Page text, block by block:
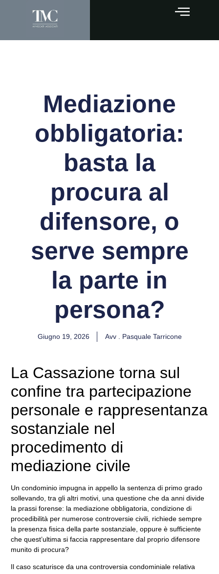
Mediazione
obbligatoria:
basta la
procura al
difensore, o
serve sempre
la parte in
persona?
Giugno 19, 2026 Avv . Pasquale Tarricone
La Cassazione torna sul
confine tra partecipazione
personale e rappresentanza
sostanziale nel
procedimento di
mediazione civile
Un condominio impugna in appello la sentenza di primo grado
sollevando, tra gli altri motivi, una questione che da anni divide
la prassi forense: la mediazione obbligatoria, condizione di
procedibilità per numerose controversie civili, richiede sempre
la presenza fisica della parte sostanziale, oppure è sufficiente
che quest’ultima si faccia rappresentare dal proprio difensore
munito di procura?
Il caso scaturisce da una controversia condominiale relativa